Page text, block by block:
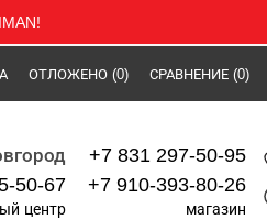
ОТЛОЖЕНО (0) СРАВНЕНИЕ (0)
50-67
центр
+7 831 297-50-95
+7 910-393-80-26
магазин